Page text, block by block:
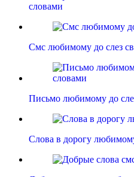
словами
Смс любимому до слез
Письмо любимому до
Слова в дорогу